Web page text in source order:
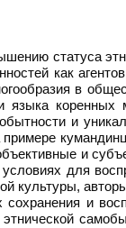
статуса
как
в
и
и
для
культуры,
и